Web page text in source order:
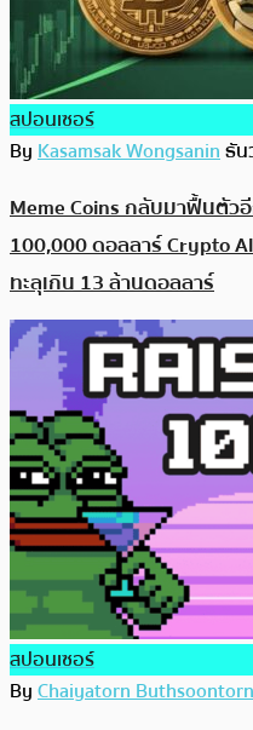
สปอนเซอร์
ByKasamsak Wongsaninธัน
Meme Coins กลับมาฟื้นตัว
100,000 ดอลลาร์ Crypto
ทะลุเกิน 13 ล้านดอลลาร์
สปอนเซอร์
ByChaiyatorn Buthsoontorn